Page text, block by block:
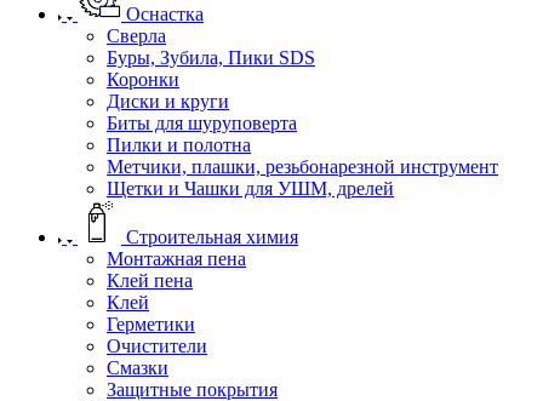
Оснастка
Сверла
Буры, Зубила, Пики SDS
Коронки
Диски и круги
Биты для шуруповерта
Пилки и полотна
Метчики, плашки, резьбонарезной инструмент
Щетки и Чашки для УШМ, дрелей
Строительная химия
Монтажная пена
Клей пена
Клей
Герметики
Очистители
Смазки
Защитные покрытия